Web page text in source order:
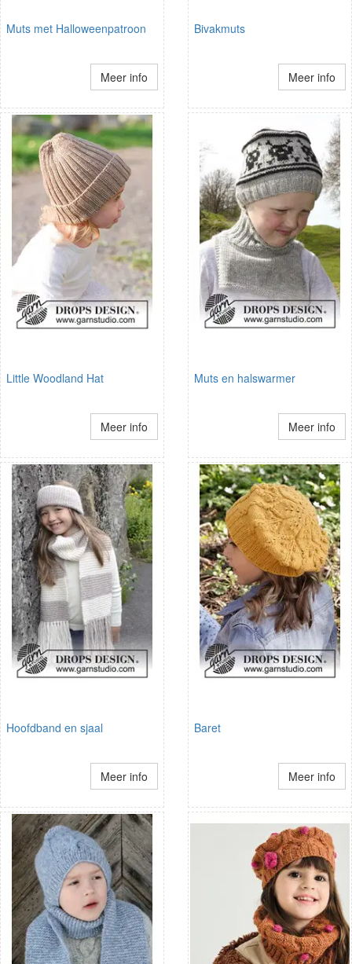
Muts met Halloweenpatroon
Meer info
Bivakmuts
Meer info
Little Woodland Hat
Meer info
Muts en halswarmer
Meer info
Hoofdband en sjaal
Meer info
Baret
Meer info